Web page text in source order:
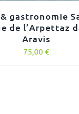
gastronomie
de l’Arpettaz
Aravis
75,00 €